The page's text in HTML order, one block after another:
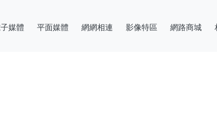
媒體 平面媒體 網網相連 影像特區 網路商城